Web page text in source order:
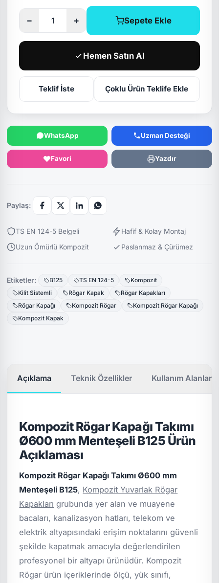
− + Sepete Ekle
Hemen Satın Al
Teklif İste Çoklu Ürün Teklife Ekle
WhatsApp Uzman Desteği
Favori Yazdır
Paylaş:
TS EN 124-5 Belgeli
Hafif & Kolay Montaj
Uzun Ömürlü Kompozit
Paslanmaz & Çürümez
Etiketler: B125 TS EN 124-5
Kompozit
Kilit Sistemli
Rögar Kapak
Rögar Kapakları
Rögar Kapağı
Kompozit Rögar
Kompozit Rögar Kapağı
Kompozit Kapak
Açıklama Teknik Özellikler Kullanım Alanları
Kompozit Rögar Kapağı Takımı
Ø600 mm Menteşeli B125 Ürün
Açıklaması
Kompozit Rögar Kapağı Takımı Ø600 mm
Menteşeli B125, Kompozit Yuvarlak Rögar
Kapakları grubunda yer alan ve muayene
bacaları, kanalizasyon hatları, telekom ve
elektrik altyapısındaki erişim noktalarını güvenli
şekilde kapatmak amacıyla değerlendirilen
profesyonel bir altyapı ürünüdür. Kompozit
Rögar ürün içeriklerinde ölçü, yük sınıfı,